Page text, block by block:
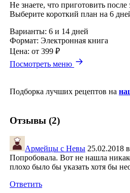
Не знаете, что приготовить
Выберите короткий план на 6
Варианты: 6 и 14 дней
Формат: Электронная книга
Цена: от 399 ₽
Посмотреть меню
Подборка лучших рецептов на
Отзывы (2)
Армейцы с Невы 25.02.2018
Попробовала. Вот не нашла
плохо было бы указать хотя бы
Ответить